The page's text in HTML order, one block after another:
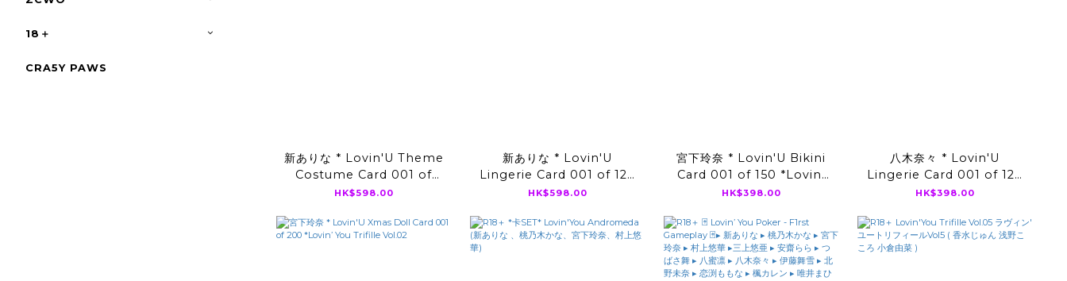
18＋
CRA5Y PAWS
新ありな * Lovin'U Theme
Costume Card 001 of
200 *Lovin’ You Trifille
HK$598.00
新ありな * Lovin'U
Lingerie Card 001 of 120
*Lovin’ You Trifille Vol.02
HK$598.00
宮下玲奈 * Lovin'U Bikini
Card 001 of 150 *Lovin’
You Trifille Vol.02
HK$398.00
八木奈々 * Lovin'U
Lingerie Card 001 of 120
*Lovin’ You Trifille Vol.02
HK$398.00